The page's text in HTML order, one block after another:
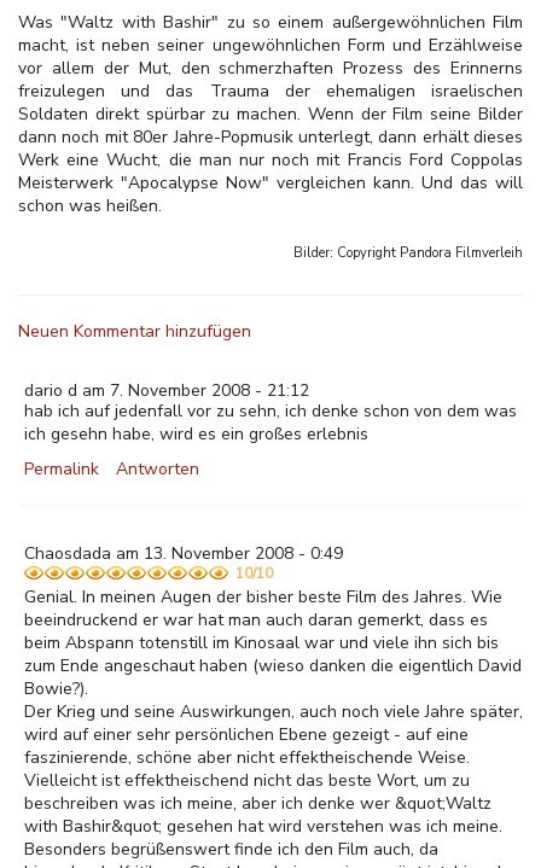
Was "Waltz with Bashir" zu so einem außergewöhnlichen Film
macht, ist neben seiner ungewöhnlichen Form und Erzählweise
vor allem der Mut, den schmerzhaften Prozess des Erinnerns
freizulegen und das Trauma der ehemaligen israelischen
Soldaten direkt spürbar zu machen. Wenn der Film seine Bilder
dann noch mit 80er Jahre-Popmusik unterlegt, dann erhält dieses
Werk eine Wucht, die man nur noch mit Francis Ford Coppolas
Meisterwerk "Apocalypse Now" vergleichen kann. Und das will
schon was heißen.
Bilder: Copyright Pandora Filmverleih
Neuen Kommentar hinzufügen
dario d am 7. November 2008 - 21:12
hab ich auf jedenfall vor zu sehn, ich denke schon von dem was
ich gesehn habe, wird es ein großes erlebnis
Permalink
Antworten
Chaosdada am 13. November 2008 - 0:49
10/10
Genial. In meinen Augen der bisher beste Film des Jahres. Wie
beeindruckend er war hat man auch daran gemerkt, dass es
beim Abspann totenstill im Kinosaal war und viele ihn sich bis
zum Ende angeschaut haben (wieso danken die eigentlich David
Bowie?).
Der Krieg und seine Auswirkungen, auch noch viele Jahre später,
wird auf einer sehr persönlichen Ebene gezeigt - auf eine
faszinierende, schöne aber nicht effektheischende Weise.
Vielleicht ist effektheischend nicht das beste Wort, um zu
beschreiben was ich meine, aber ich denke wer &quot;Waltz
with Bashir&quot; gesehen hat wird verstehen was ich meine.
Besonders begrüßenswert finde ich den Film auch, da